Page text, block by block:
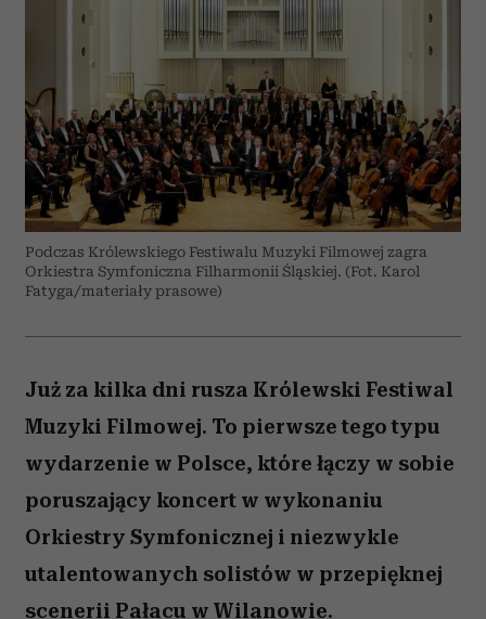
Podczas Królewskiego Festiwalu Muzyki Filmowej zagra
Orkiestra Symfoniczna Filharmonii Śląskiej. (Fot. Karol
Fatyga/materiały prasowe)
Już za kilka dni rusza Królewski Festiwal
Muzyki Filmowej. To pierwsze tego typu
wydarzenie w Polsce, które łączy w sobie
poruszający koncert w wykonaniu
Orkiestry Symfonicznej i niezwykle
utalentowanych solistów w przepięknej
scenerii Pałacu w Wilanowie.